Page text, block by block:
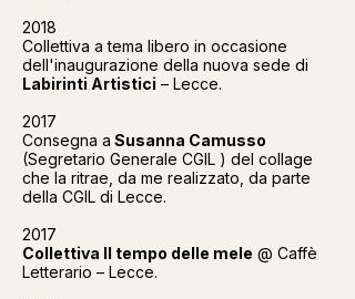
2018
Collettiva a tema libero in occasione
dell'inaugurazione della nuova sede di
Labirinti Artistici – Lecce.
2017
Consegna a Susanna Camusso
(Segretario Generale CGIL ) del collage
che la ritrae, da me realizzato, da parte
della CGIL di Lecce.
2017
Collettiva Il tempo delle mele @ Caffè
Letterario – Lecce.